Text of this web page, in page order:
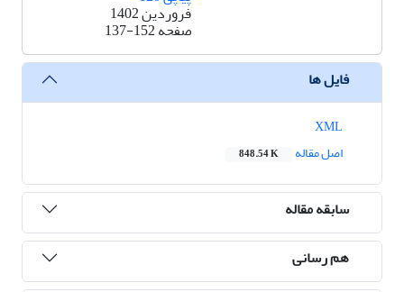
فروردین 1402
صفحه137-152
فایل ها
اصل مقاله
848.54 K
سابقه مقاله
هم رسانی